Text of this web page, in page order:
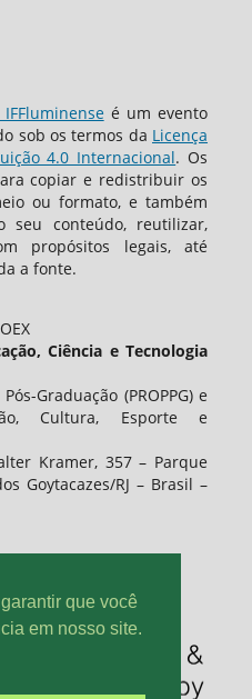
que você
em nosso site.
é um evento
sob os termos da Licença
4.0 Internacional. Os
copiar e redistribuir os
ou formato, e também
seu conteúdo, reutilizar,
propósitos legais, até
a fonte.
Ciência e Tecnologia
Graduação (PROPPG) e
Cultura, Esporte e
Kramer, 357 – Parque
Goytacazes/RJ – Brasil –